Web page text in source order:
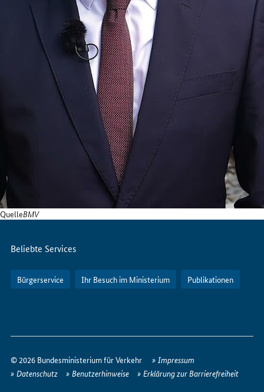
QuelleBMV
Servicemenü
Beliebte Services
Bürgerservice Ihr Besuch im Ministerium Publikationen
erreichen
Sie
© 2026 Bundesministerium für Verkehr
Impressum
Datenschutz
Benutzerhinweise Erklärung zur Barrierefreiheit